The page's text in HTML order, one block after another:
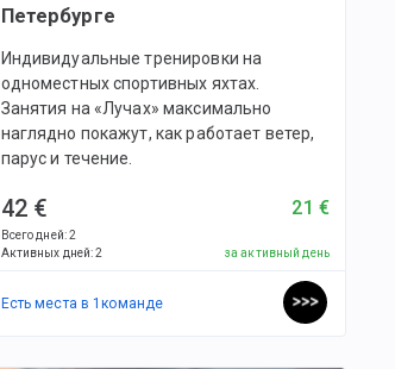
Петербурге
Индивидуальные тренировки на
одноместных спортивных яхтах.
Занятия на «Лучах» максимально
наглядно покажут, как работает ветер,
парус и течение.
42 €
Всего дней:2
Активных дней:2
21 €
за активный день
Есть места в 1командe